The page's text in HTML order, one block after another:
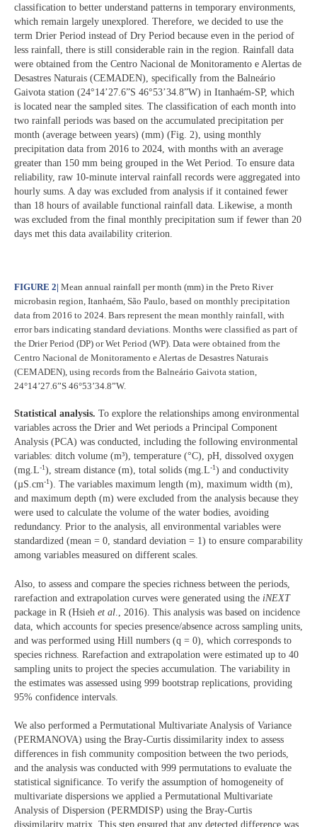
classification to better understand patterns in temporary environments,
which remain largely unexplored. Therefore, we decided to use the
term Drier Period instead of Dry Period because even in the period of
less rainfall, there is still considerable rain in the region. Rainfall data
were obtained from the Centro Nacional de Monitoramento e Alertas de
Desastres Naturais (CEMADEN), specifically from the Balneário
Gaivota station (24°14’27.6”S 46°53’34.8”W) in Itanhaém-SP, which
is located near the sampled sites. The classification of each month into
two rainfall periods was based on the accumulated precipitation per
month (average between years) (mm) (Fig. 2), using monthly
precipitation data from 2016 to 2024, with months with an average
greater than 150 mm being grouped in the Wet Period. To ensure data
reliability, raw 10-minute interval rainfall records were aggregated into
hourly sums. A day was excluded from analysis if it contained fewer
than 18 hours of available functional rainfall data. Likewise, a month
was excluded from the final monthly precipitation sum if fewer than 20
days met this data availability criterion.
FIGURE 2| Mean annual rainfall per month (mm) in the Preto River
microbasin region, Itanhaém, São Paulo, based on monthly precipitation
data from 2016 to 2024. Bars represent the mean monthly rainfall, with
error bars indicating standard deviations. Months were classified as part of
the Drier Period (DP) or Wet Period (WP). Data were obtained from the
Centro Nacional de Monitoramento e Alertas de Desastres Naturais
(CEMADEN), using records from the Balneário Gaivota station,
24°14’27.6”S 46°53’34.8”W.
Statistical analysis. To explore the relationships among environmental
variables across the Drier and Wet periods a Principal Component
Analysis (PCA) was conducted, including the following environmental
variables: ditch volume (m³), temperature (°C), pH, dissolved oxygen
(mg.L-1), stream distance (m), total solids (mg.L-1) and conductivity
(µS.cm-1). The variables maximum length (m), maximum width (m),
and maximum depth (m) were excluded from the analysis because they
were used to calculate the volume of the water bodies, avoiding
redundancy. Prior to the analysis, all environmental variables were
standardized (mean = 0, standard deviation = 1) to ensure comparability
among variables measured on different scales.
Also, to assess and compare the species richness between the periods,
rarefaction and extrapolation curves were generated using the iNEXT
package in R (Hsieh et al ., 2016). This analysis was based on incidence
data, which accounts for species presence/absence across sampling units,
and was performed using Hill numbers (q = 0), which corresponds to
species richness. Rarefaction and extrapolation were estimated up to 40
sampling units to project the species accumulation. The variability in
the estimates was assessed using 999 bootstrap replications, providing
95% confidence intervals.
We also performed a Permutational Multivariate Analysis of Variance
(PERMANOVA) using the Bray-Curtis dissimilarity index to assess
differences in fish community composition between the two periods,
and the analysis was conducted with 999 permutations to evaluate the
statistical significance. To verify the assumption of homogeneity of
multivariate dispersions we applied a Permutational Multivariate
Analysis of Dispersion (PERMDISP) using the Bray-Curtis
dissimilarity matrix. This step ensured that any detected difference was